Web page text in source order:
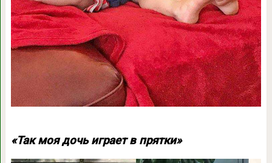
«Так моя дочь играет в прятки»